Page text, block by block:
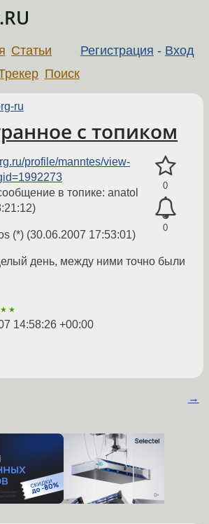
Регистрация - Вход
Статьи
Поиск
ru
с топиком
0
0
profile/manntes/view-
в топике: anatol
(*) (30.06.2007 17:53:01)
день, между ними точно были
★★
14:58:26 +00:00
→